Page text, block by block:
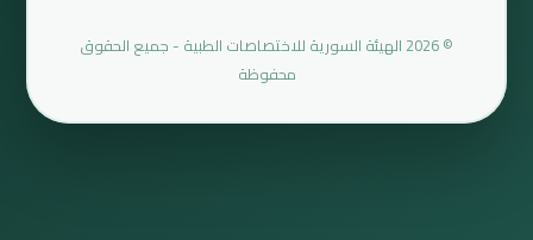
© 2026 الهيئة السورية للاختصاصات الطبية - جميع الحقوق
محفوظة